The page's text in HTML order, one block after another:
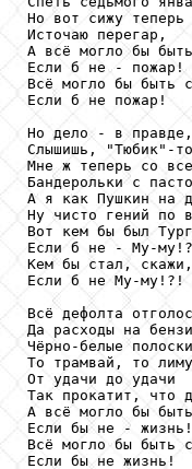
Но вот сижу
Источаю перегар,
А всё могло бы
Если б не - пожар!
Всё могло бы быть
Если б не пожар!
Но дело - в
Слышишь, "Тюбик"-
Мне ж теперь со
Бандерольки с
А я как Пушкин на
Ну чисто гений по
Вот кем бы был
Если б не - Му-
Кем бы стал,
Если б не Му-му!?!
Всё дефолта
Да расходы на
Чёрно-белые
То трамвай, то
От удачи до удачи
Так прокатит, что
А всё могло бы
Если бы не - жизнь!
Всё могло бы быть
Если бы не жизнь!